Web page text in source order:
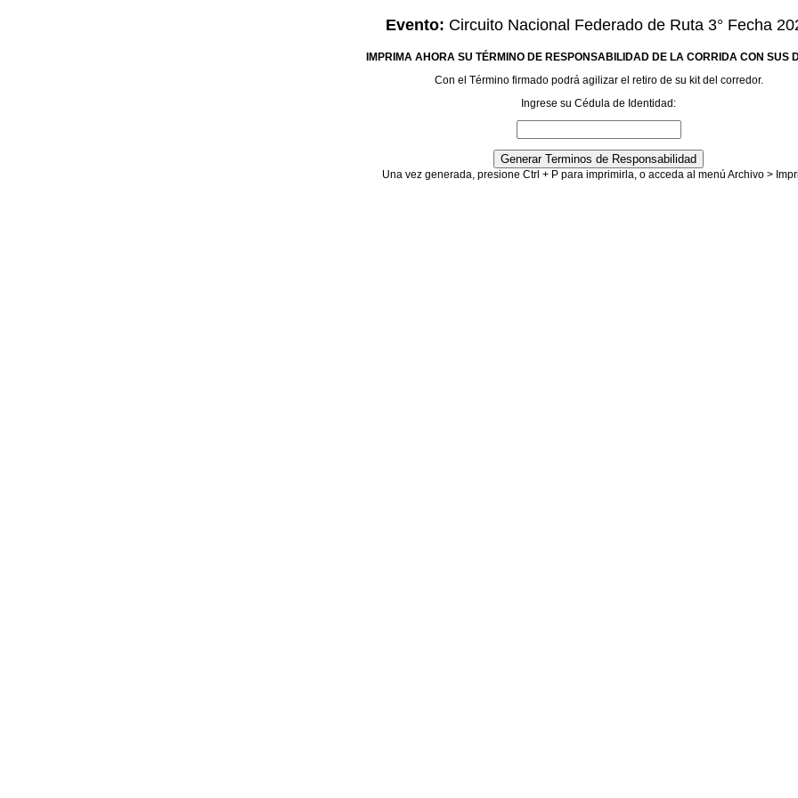
Evento: Circuito Nacional Federado de Ruta 3° Fecha
IMPRIMA AHORA SU TÉRMINO DE RESPONSABILIDAD DE LA CORRIDA CON SUS
Con el Término firmado podrá agilizar el retiro de su kit del corredor.
Ingrese su Cédula de Identidad:
Una vez generada, presione Ctrl + P para imprimirla, o acceda al menú Archivo >